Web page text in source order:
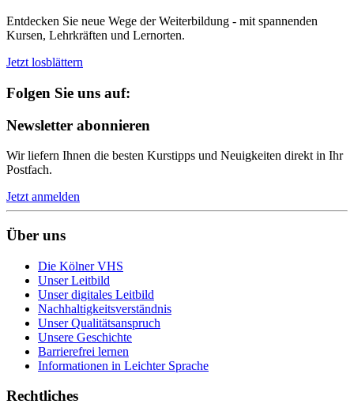
Entdecken Sie neue Wege der Weiterbildung - mit spannenden
Kursen, Lehrkräften und Lernorten.
Jetzt losblättern
Folgen Sie uns auf:
Newsletter abonnieren
Wir liefern Ihnen die besten Kurstipps und Neuigkeiten direkt in Ihr
Postfach.
Jetzt anmelden
Über uns
Die Kölner VHS
Unser Leitbild
Unser digitales Leitbild
Nachhaltigkeitsverständnis
Unser Qualitätsanspruch
Unsere Geschichte
Barrierefrei lernen
Informationen in Leichter Sprache
Rechtliches